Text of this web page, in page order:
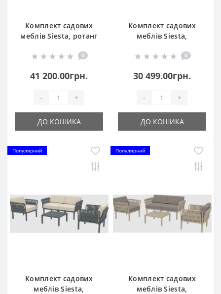
Комплект садових
меблів Siesta, ротанг
835 Dark Grey0
41 200.00грн.
- +
ДО КОШИКА
Комплект садових
меблів Siesta,
Black
0
30 499.00грн.
- +
ДО КОШИКА
Популярний
Комплект садових
меблів Siesta,
Популярний
Комплект садових
меблів Siesta,